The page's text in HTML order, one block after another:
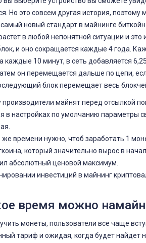
Но это совсем другая история,
новый стандарт в майнинге
в любой непонятной ситуации и
и оно сокращается каждые 4 года.
каждые 10 минут, в сеть добавляется
он перемещается дальше по цепи,
блок перемещает весь
производители майнят перед отсылкой
в настройках по умолчанию параметры
же времени нужно, чтоб заработать 1
который значительно вырос в
абсолютный ценовой максимум.
инвестиций в майнинг
время можно
монеты, пользователи все чаще
тариф и ожидая, когда будет найдет